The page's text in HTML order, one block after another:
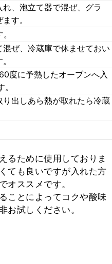
、泡立て器で混ぜ、グラ
す。
ぜ、冷蔵庫で休ませておい
度に予熱したオーブンへ入
出しあら熱が取れたら冷蔵
るために使用しておりま
ても良いですが入れた方
オススメです。
ことによってコクや酸味
お試しください。